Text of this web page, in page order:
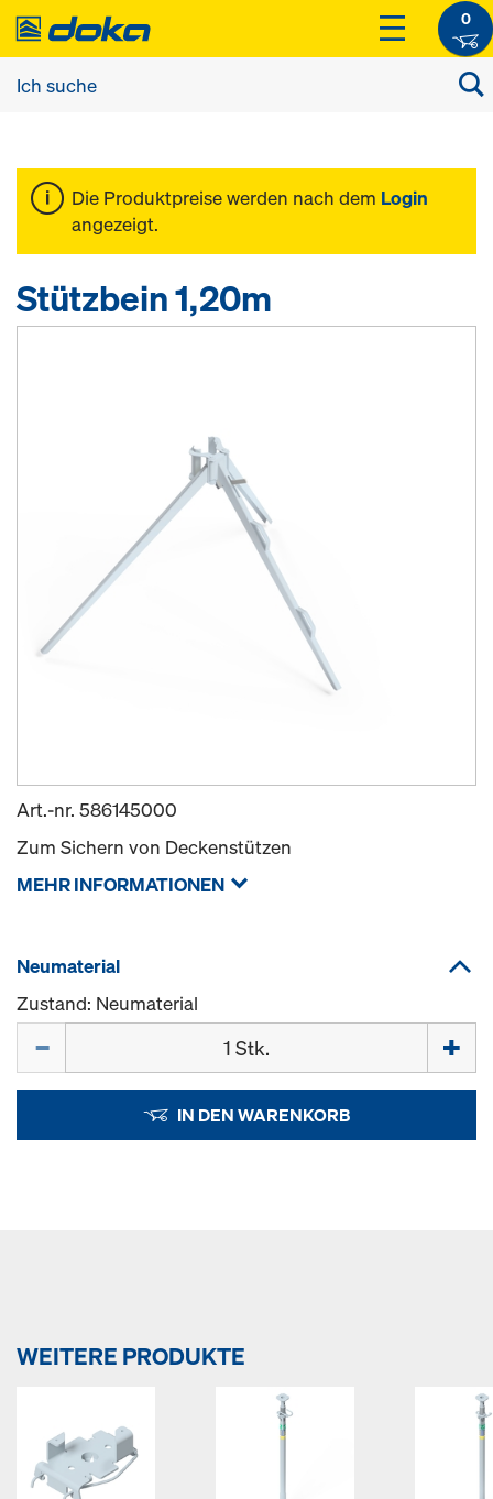
0
Die Produktpreise werden nach dem Login
angezeigt.
Stützbein 1,20m
Art.-nr. 586145000
Zum Sichern von Deckenstützen
MEHR INFORMATIONEN
Neumaterial
Zustand: Neumaterial
IN DEN WARENKORB
WEITERE PRODUKTE